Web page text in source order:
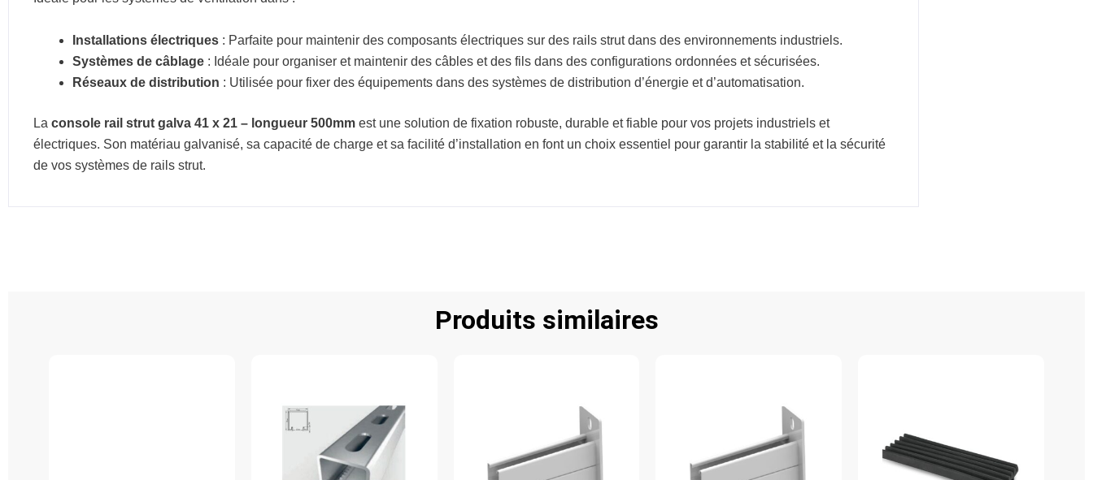
Installations électriques : Parfaite pour maintenir des composants électriques sur des rails strut dans des environnements industriels.
Systèmes de câblage : Idéale pour organiser et maintenir des câbles et des fils dans des configurations ordonnées et sécurisées.
Réseaux de distribution : Utilisée pour fixer des équipements dans des systèmes de distribution d’énergie et d’automatisation.
La console rail strut galva 41 x 21 – longueur 500mm est une solution de fixation robuste, durable et fiable pour vos projets industriels et
électriques. Son matériau galvanisé, sa capacité de charge et sa facilité d’installation en font un choix essentiel pour garantir la stabilité et la sécurité
de vos systèmes de rails strut.
Produits similaires